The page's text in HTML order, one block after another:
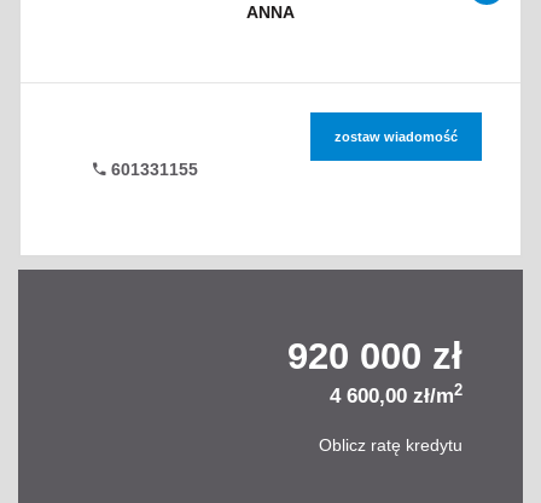
ANNA
601331155
zostaw wiadomość
920 000 zł
4 600,00 zł/m2
Oblicz ratę kredytu